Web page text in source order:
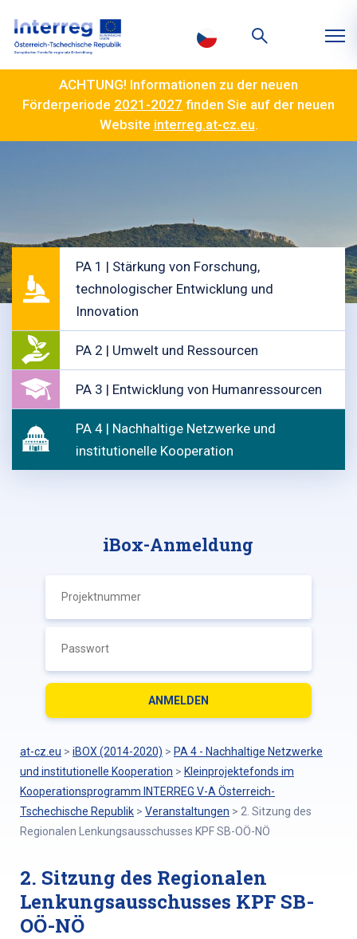
ACHTUNG! Informationen zu der neuen
Förderperiode 2021-2027 finden Sie auf der neuen
Website interreg.at-cz.eu.
PA 1 | Stärkung von Forschung,
technologischer Entwicklung und
Innovation
PA 2 | Umwelt und Ressourcen
PA 3 | Entwicklung von Humanressourcen
PA 4 | Nachhaltige Netzwerke und
institutionelle Kooperation
iBox-Anmeldung
at-cz.eu > iBOX (2014-2020) > PA 4 - Nachhaltige Netzwerke
und institutionelle Kooperation > Kleinprojektefonds im
Kooperationsprogramm INTERREG V-A Österreich-
Tschechische Republik > Veranstaltungen > 2. Sitzung des
Regionalen Lenkungsausschusses KPF SB-OÖ-NÖ
2. Sitzung des Regionalen
Lenkungsausschusses KPF SB-
OÖ-NÖ